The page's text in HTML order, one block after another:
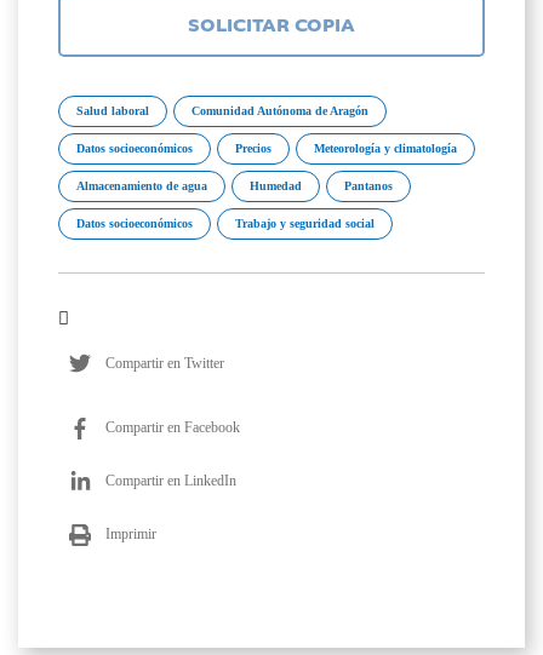
SOLICITAR COPIA
Salud laboral Comunidad Autónoma de Aragón
Datos socioeconómicos Precios Meteorología y climatología
Almacenamiento de agua Humedad Pantanos
Datos socioeconómicos Trabajo y seguridad social
Compartir en Twitter
Compartir en Facebook
Compartir en LinkedIn
Imprimir